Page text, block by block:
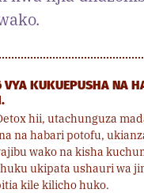
KUKUEPUSHA NA
hii, utachunguza
na habari potofu,
wako na kisha
ukipata ushauri wa
kile kilicho huko.